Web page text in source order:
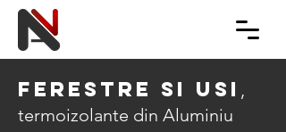
ferestrE si usi ,
termoizolante din Aluminiu